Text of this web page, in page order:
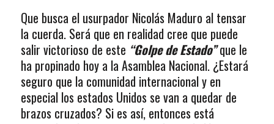
Que busca el usurpador Nicolás Maduro al tensar
la cuerda. Será que en realidad cree que puede
salir victorioso de este “Golpe de Estado”que le
ha propinado hoy a la Asamblea Nacional. ¿Estará
seguro que la comunidad internacional y en
especial los estados Unidos se van a quedar de
brazos cruzados? Si es así, entonces está